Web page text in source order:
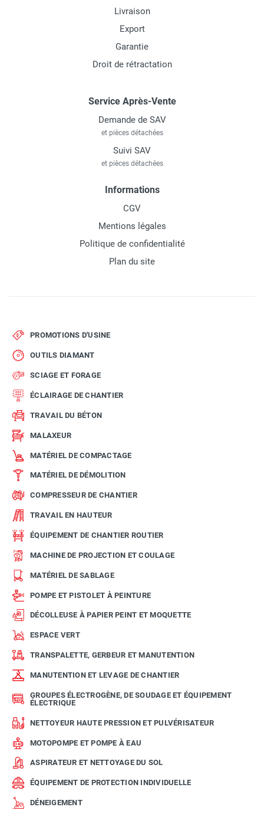
Livraison
Export
Garantie
Droit de rétractation
Service Après-Vente
Demande de SAV
et pièces détachées
Suivi SAV
et pièces détachées
Informations
CGV
Mentions légales
Politique de confidentialité
Plan du site
PROMOTIONS D'USINE
OUTILS DIAMANT
SCIAGE ET FORAGE
ÉCLAIRAGE DE CHANTIER
TRAVAIL DU BÉTON
MALAXEUR
MATÉRIEL DE COMPACTAGE
MATÉRIEL DE DÉMOLITION
COMPRESSEUR DE CHANTIER
TRAVAIL EN HAUTEUR
ÉQUIPEMENT DE CHANTIER ROUTIER
MACHINE DE PROJECTION ET COULAGE
MATÉRIEL DE SABLAGE
POMPE ET PISTOLET À PEINTURE
DÉCOLLEUSE À PAPIER PEINT ET MOQUETTE
ESPACE VERT
TRANSPALETTE, GERBEUR ET MANUTENTION
MANUTENTION ET LEVAGE DE CHANTIER
GROUPES ÉLECTROGÈNE, DE SOUDAGE ET ÉQUIPEMENT
ÉLECTRIQUE
NETTOYEUR HAUTE PRESSION ET PULVÉRISATEUR
MOTOPOMPE ET POMPE À EAU
ASPIRATEUR ET NETTOYAGE DU SOL
ÉQUIPEMENT DE PROTECTION INDIVIDUELLE
DÉNEIGEMENT